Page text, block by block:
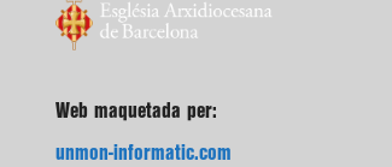
Web maquetada per:
unmon-informatic.com